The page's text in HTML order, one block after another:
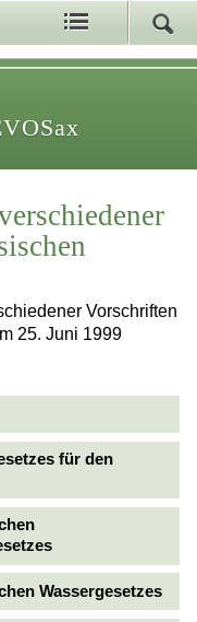
Vorschriften
25. Juni 1999
für den
Wassergesetzes